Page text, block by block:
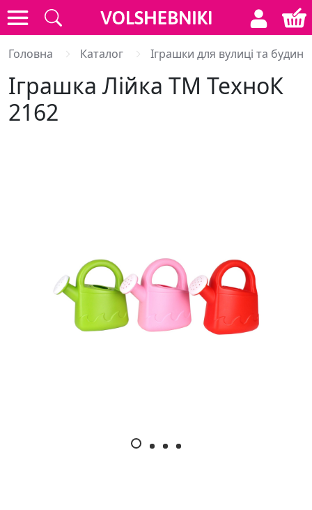
Головна Каталог Іграшки для вулиці та
Іграшка Лійка ТМ ТехноК
2162